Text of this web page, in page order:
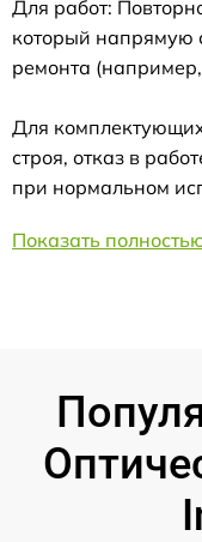
Для работ:
который напрямую
ремонта
Для
строя, отказ в
при нормальном
Показать